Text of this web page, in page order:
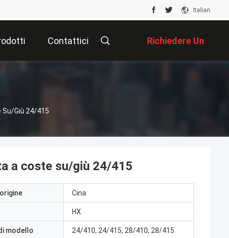
Italian
Contattici Richiedere Un
Preventivo
Su/giù 24/415
a coste su/giù 24/415
Cina
HX
modello 24/410, 24/415, 28/410, 28/415